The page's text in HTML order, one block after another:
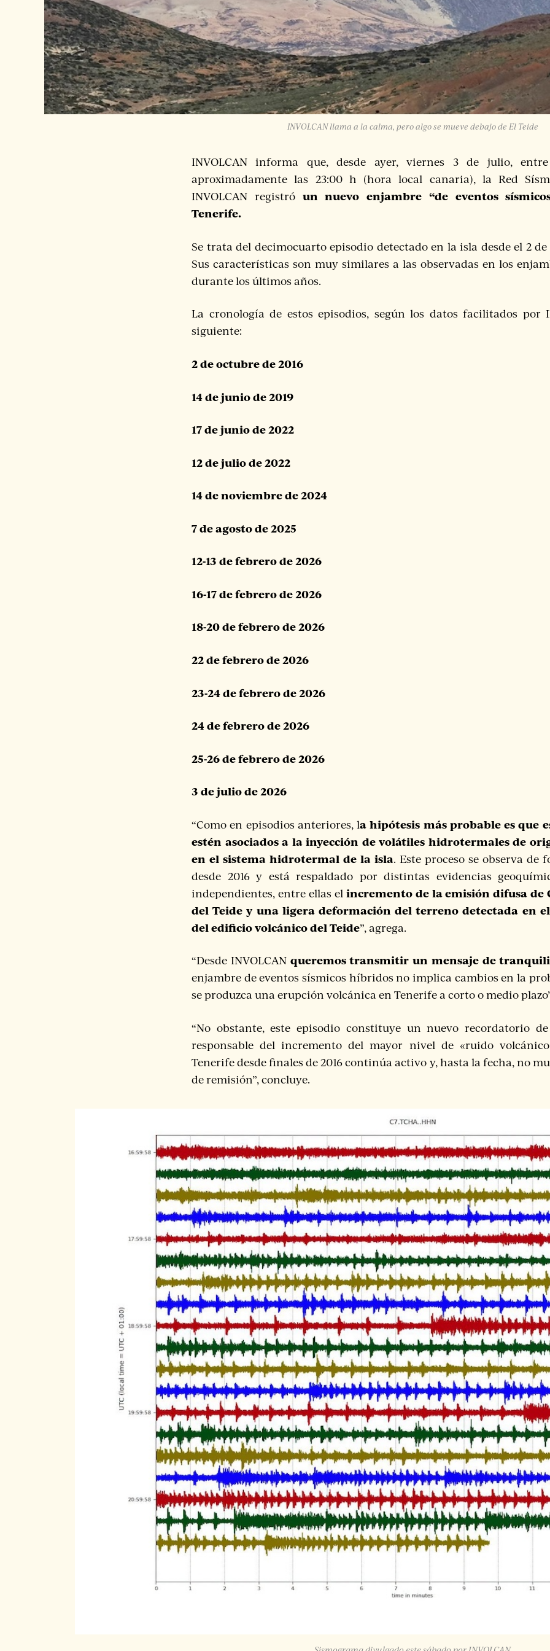
INVOLCAN llama a la calma, pero algo se mueve debajo de El Teide
INVOLCAN informa que, desde ayer, viernes 3 de julio,
aproximadamente las 23:00 h (hora local canaria), la Red
INVOLCAN registró un nuevo enjambre “de eventos
Tenerife.
Se trata del decimocuarto episodio detectado en la isla desde el 2 de
Sus características son muy similares a las observadas en los
durante los últimos años.
La cronología de estos episodios, según los datos facilitados por
siguiente:
2 de octubre de 2016
14 de junio de 2019
17 de junio de 2022
12 de julio de 2022
14 de noviembre de 2024
7 de agosto de 2025
12-13 de febrero de 2026
16-17 de febrero de 2026
18-20 de febrero de 2026
22 de febrero de 2026
23-24 de febrero de 2026
24 de febrero de 2026
25-26 de febrero de 2026
3 de julio de 2026
“Como en episodios anteriores, la hipótesis más probable es que
estén asociados a la inyección de volátiles hidrotermales de
en el sistema hidrotermal de la isla. Este proceso se observa de
desde 2016 y está respaldado por distintas evidencias
independientes, entre ellas el incremento de la emisión difusa de
del Teide y una ligera deformación del terreno detectada en
del edificio volcánico del Teide”, agrega.
“Desde INVOLCAN queremos transmitir un mensaje de
enjambre de eventos sísmicos híbridos no implica cambios en la
se produzca una erupción volcánica en Tenerife a corto o medio
“No obstante, este episodio constituye un nuevo recordatorio
responsable del incremento del mayor nivel de «ruido
Tenerife desde finales de 2016 continúa activo y, hasta la fecha, no
de remisión”, concluye.